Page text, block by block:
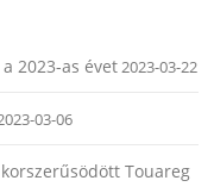
2023-as évet 2023-03-22
03-06
Touareg